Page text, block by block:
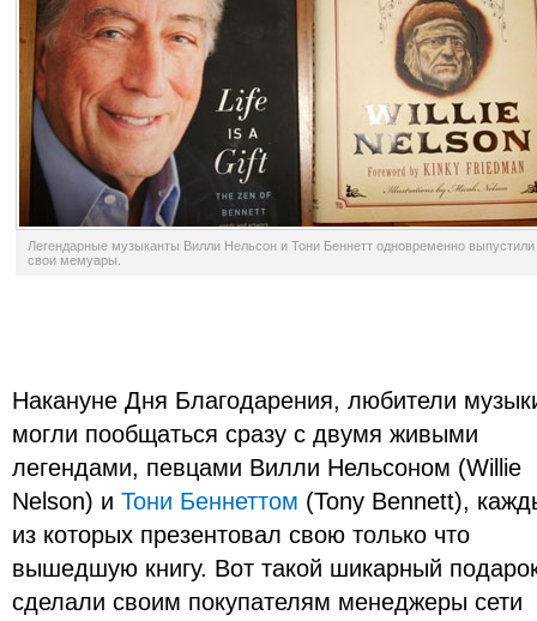
Легендарные музыканты Вилли Нельсон и Тони Беннетт одновременно выпустили
свои мемуары.
Накануне Дня Благодарения, любители
могли пообщаться сразу с двумя живыми
легендами, певцами Вилли Нельсоном (Willie
Nelson) и Тони Беннеттом (Tony Bennett),
из которых презентовал свою только что
вышедшую книгу. Вот такой шикарный
сделали своим покупателям менеджеры сети